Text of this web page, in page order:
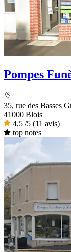
Pompes
35, rue des Basses
41000 Blois
4,5 /5 (11 avis)
top notes